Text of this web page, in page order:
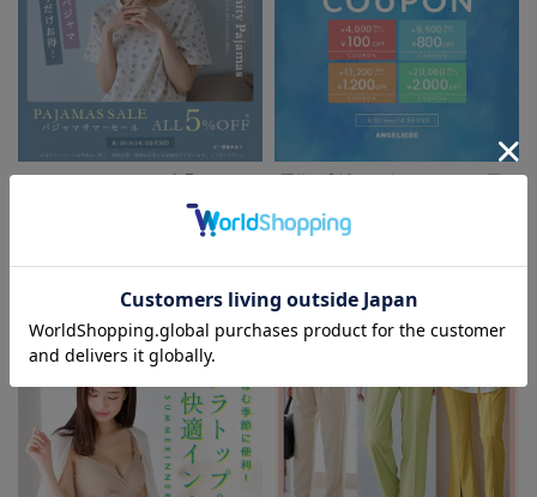
お買い物を続ける カートへ進む
RELATED ITEMS
関連商品
2
ばきらくちんショ
ーツ
¥1,408 (税込)
2
エストらくらくマ
タニティショーツ
¥1,408 (税込)
パジャマサマーセール全品5%OFF
夏休み応援クーポン MAX2,000円
FEATURE
マタニティウェア/授乳服/
マタニティ用品に関する特集
お気に入り商品を確認する